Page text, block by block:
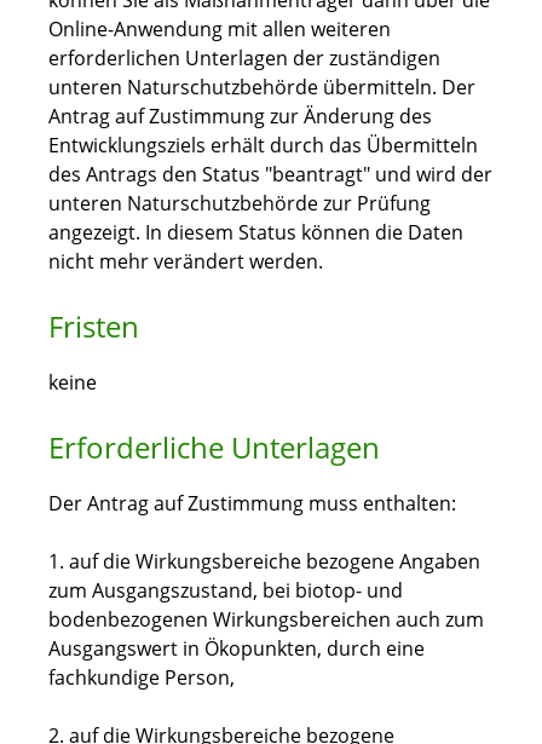
Online-Anwendung mit allen weiteren
erforderlichen Unterlagen der zuständigen
unteren Naturschutzbehörde übermitteln. Der
Antrag auf Zustimmung zur Änderung des
Entwicklungsziels erhält durch das Übermitteln
des Antrags den Status "beantragt" und wird der
unteren Naturschutzbehörde zur Prüfung
angezeigt. In diesem Status können die Daten
nicht mehr verändert werden.
Fristen
keine
Erforderliche Unterlagen
Der Antrag auf Zustimmung muss enthalten:
1. auf die Wirkungsbereiche bezogene Angaben
zum Ausgangszustand, bei biotop- und
bodenbezogenen Wirkungsbereichen auch zum
Ausgangswert in Ökopunkten, durch eine
fachkundige Person,
2. auf die Wirkungsbereiche bezogene